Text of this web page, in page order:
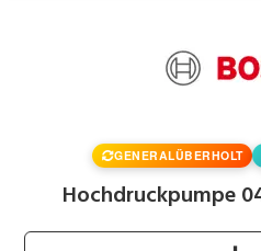
GENERALÜBERHOLT
Hochdruckpumpe